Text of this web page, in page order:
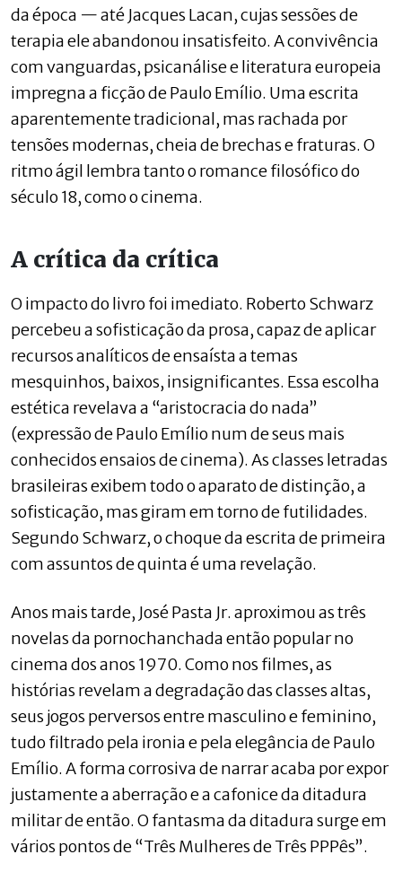
da época — até Jacques Lacan, cujas sessões de
terapia ele abandonou insatisfeito. A convivência
com vanguardas, psicanálise e literatura europeia
impregna a ficção de Paulo Emílio. Uma escrita
aparentemente tradicional, mas rachada por
tensões modernas, cheia de brechas e fraturas. O
ritmo ágil lembra tanto o romance filosófico do
século 18, como o cinema.
A crítica da crítica
O impacto do livro foi imediato. Roberto Schwarz
percebeu a sofisticação da prosa, capaz de aplicar
recursos analíticos de ensaísta a temas
mesquinhos, baixos, insignificantes. Essa escolha
estética revelava a “aristocracia do nada”
(expressão de Paulo Emílio num de seus mais
conhecidos ensaios de cinema). As classes letradas
brasileiras exibem todo o aparato de distinção, a
sofisticação, mas giram em torno de futilidades.
Segundo Schwarz, o choque da escrita de primeira
com assuntos de quinta é uma revelação.
Anos mais tarde, José Pasta Jr. aproximou as três
novelas da pornochanchada então popular no
cinema dos anos 1970. Como nos filmes, as
histórias revelam a degradação das classes altas,
seus jogos perversos entre masculino e feminino,
tudo filtrado pela ironia e pela elegância de Paulo
Emílio. A forma corrosiva de narrar acaba por expor
justamente a aberração e a cafonice da ditadura
militar de então. O fantasma da ditadura surge em
vários pontos de “Três Mulheres de Três PPPês”.